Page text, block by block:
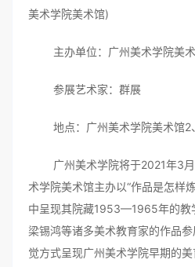
美术学院美术馆)
主办单位：广州美术学院美
参展艺术家：群展
地点：广州美术学院美术馆2
广州美术学院将于2021年3月
术学院美术馆主办以“作品是怎样
中呈现其院藏1953—1965年的教
梁锡鸿等诸多美术教育家的作品
觉方式呈现广州美术学院早期的